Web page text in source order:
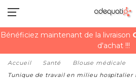
Bénéficiez maintenant de la livraison
d'achat !!!
Accueil Santé Blouse médicale
Tunique de travail en milieu hospitalier